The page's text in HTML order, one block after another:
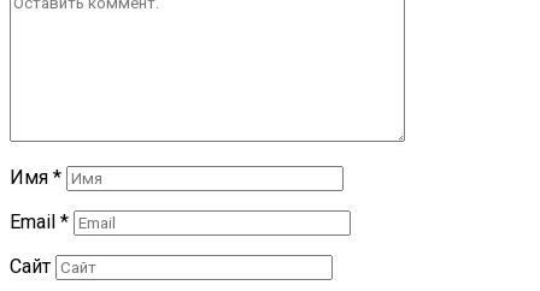
Имя *
Email *
Сайт